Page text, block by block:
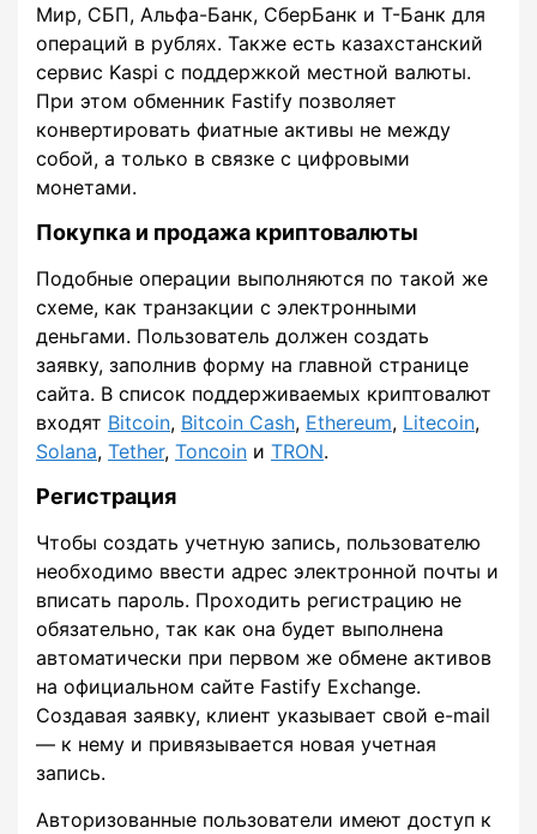
Мир, СБП, Альфа-Банк, СберБанк и Т-Банк для
операций в рублях. Также есть казахстанский
сервис Kaspi с поддержкой местной валюты.
При этом обменник Fastify позволяет
конвертировать фиатные активы не между
собой, а только в связке с цифровыми
монетами.
Покупка и продажа криптовалюты
Подобные операции выполняются по такой же
схеме, как транзакции с электронными
деньгами. Пользователь должен создать
заявку, заполнив форму на главной странице
сайта. В список поддерживаемых криптовалют
входят Bitcoin, Bitcoin Cash, Ethereum, Litecoin,
Solana, Tether, Toncoin и TRON.
Регистрация
Чтобы создать учетную запись, пользователю
необходимо ввести адрес электронной почты и
вписать пароль. Проходить регистрацию не
обязательно, так как она будет выполнена
автоматически при первом же обмене активов
на официальном сайте Fastify Exchange.
Создавая заявку, клиент указывает свой e-mail
— к нему и привязывается новая учетная
запись.
Авторизованные пользователи имеют доступ к